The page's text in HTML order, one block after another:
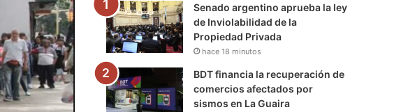
k
a
m
m
Senado argentino aprueba la ley
de Inviolabilidad de la
Propiedad Privada
hace 18 minutos
BDT financia la recuperación de
comercios afectados por
sismos en La Guaira